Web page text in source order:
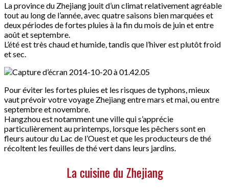
La province du Zhejiang jouit d’un climat relativement agréable
tout au long de l’année, avec quatre saisons bien marquées et
deux périodes de fortes pluies à la fin du mois de juin et entre
août et septembre.
L’été est très chaud et humide, tandis que l’hiver est plutôt froid
et sec.
Pour éviter les fortes pluies et les risques de typhons, mieux
vaut prévoir votre voyage Zhejiang entre mars et mai, ou entre
septembre et novembre.
Hangzhou est notamment une ville qui s’apprécie
particulièrement au printemps, lorsque les pêchers sont en
fleurs autour du Lac de l’Ouest et que les producteurs de thé
récoltent les feuilles de thé vert dans leurs jardins.
La cuisine du Zhejiang